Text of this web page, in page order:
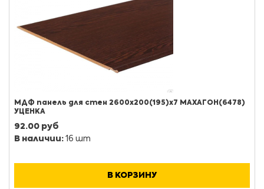
МДФ панель для стен 2600х200(195)х7 МАХАГОН(6478)
УЦЕНКА
92.00 руб
В наличии: 16 шт
В КОРЗИНУ